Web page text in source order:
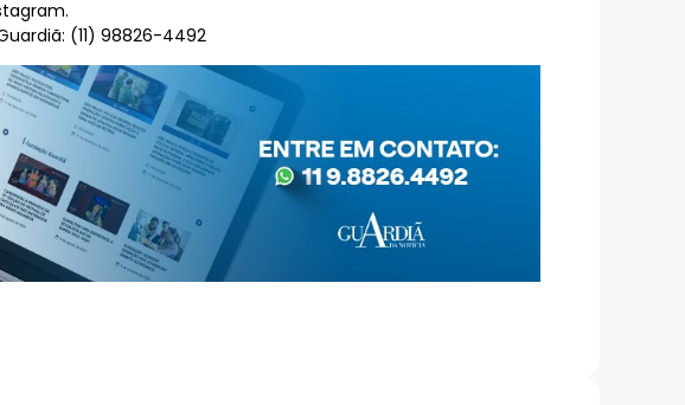
(11) 98826-4492